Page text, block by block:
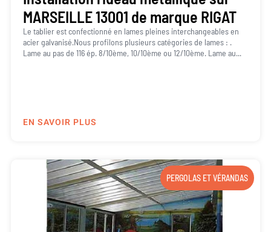
MARSEILLE 13001 de marque RIGAT
Le tablier est confectionné en lames pleines interchangeables en
acier galvanisé.Nous profilons plusieurs catégories de lames : .
Lame au pas de 116 ép. 8/10ème, 10/10ème ou 12/10ème. Lame au...
EN SAVOIR PLUS
PERGOLAS ET VÉRANDAS